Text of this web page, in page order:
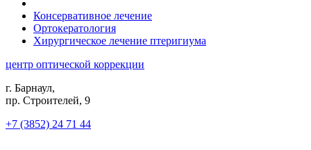
Консервативное лечение
Ортокератология
Хирургическое лечение птеригиума
центр оптической коррекции
г. Барнаул,
пр. Строителей, 9
+7 (3852) 24 71 44